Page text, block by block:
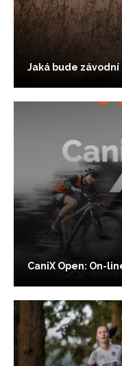
Jaká bude závodní
CaniX Open: On-